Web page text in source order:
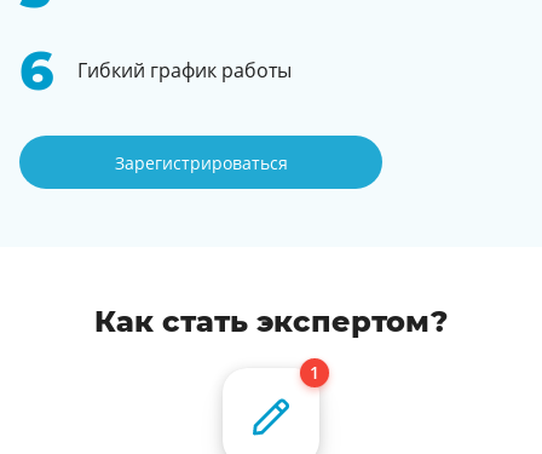
Гибкий график работы
Зарегистрироваться
Как стать экспертом?